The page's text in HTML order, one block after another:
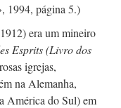
1994, página 5.)
era um mineiro
Esprits (Livro dos
igrejas,
na Alemanha,
América do Sul) em